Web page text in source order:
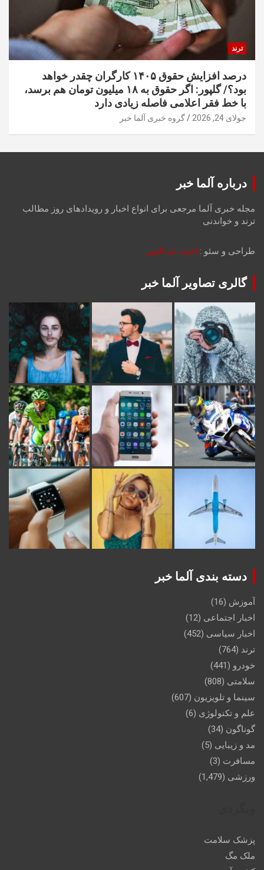
ترند
درصد افزایش حقوق ۱۴۰۵ کارگران چقدر خواهد
بود؟/ گلپور: اگر حقوق به ۱۸ میلیون تومان هم برسد،
با خط فقر اعلامی فاصله زیادی دارد
جولای 24, 2026 گروه خبری آلما خبر
درباره آلما خبر
مجله خبری آلما مرجعی برای انواع اخبار و رویدادهای روز مطالب
ترند و خواندنی
طراحی و سئو : احمد عبداللهی
گالری تصاویر آلما خبر
دسته بندی آلما خبر
آموزش (16)
اخبار اجتماعی (12)
اخبار سیاسی (452)
ترند (764)
خودرو (441)
سلامتی (808)
سینما و تلویزیون (607)
علم و تکنولوژی (6)
گوناگون (34)
مد و زیبایی (5)
مسافرت (3)
ورزشی (1,479)
پزشک سلامت
ملک مگ